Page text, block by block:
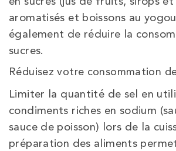
aromatisés et boissons au
également de réduire la
sucres.
Réduisez votre consommation
Limiter la quantité de sel en
condiments riches en sodium
sauce de poisson) lors de la
préparation des aliments